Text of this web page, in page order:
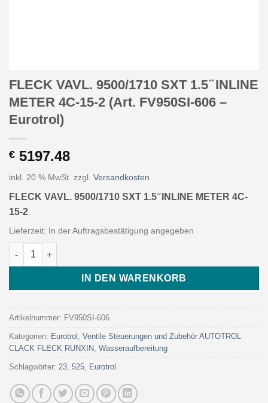
FLECK VAVL. 9500/1710 SXT 1.5 ̋ INLINE
METER 4C-15-2 (Art. FV950SI-606 –
Eurotrol)
€ 5197.48
inkl. 20 % MwSt. zzgl. Versandkosten
FLECK VAVL. 9500/1710 SXT 1.5 ̋ INLINE METER 4C-
15-2
Lieferzeit: In der Auftragsbestätigung angegeben
FLECK VAVL. 9500/1710 SXT 1.5 ̋ INLINE METER 4C-15-2 (Art.
IN DEN WARENKORB
Artikelnummer: FV950SI-606
Kategorien: Eurotrol , Ventile Steuerungen und Zubehör AUTOTROL
CLACK FLECK RUNXIN, Wasseraufbereitung
Schlagwörter: 23, 525, Eurotrol